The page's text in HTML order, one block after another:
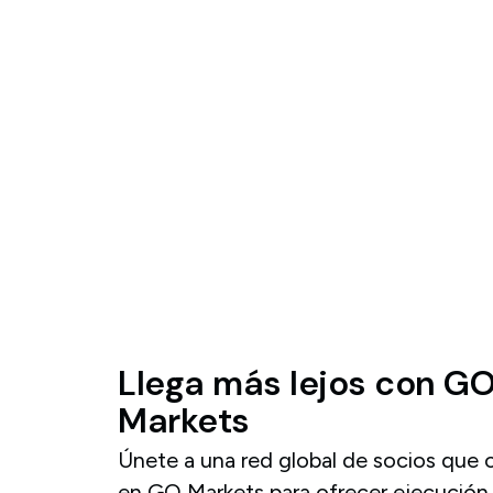
Llega más lejos con
Markets
Únete a una red global de socios que